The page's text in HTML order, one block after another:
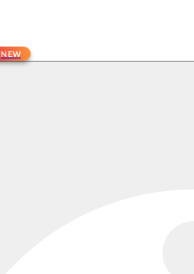
NEW